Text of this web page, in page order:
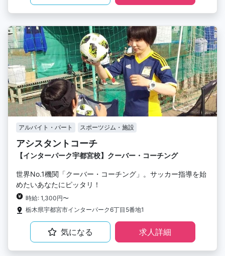
アルバイト・パート スポーツジム・施設
アシスタントコーチ
【インターパーク宇都宮校】クーバー・コーチング
世界No.1機関「クーバー・コーチング」。サッカー指導を始
めたいあなたにピッタリ！
時給: 1,300円〜
栃木県宇都宮市インターパーク6丁目5番地1
気になる 求人詳細